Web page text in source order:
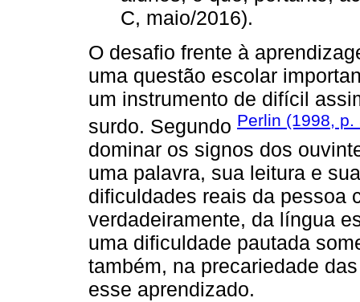
C, maio/2016).
O desafio frente à
uma questão escolar
um instrumento de difícil
surdo. Segundo Perlin (1998, p.
dominar os signos dos
uma palavra, sua leitura e
dificuldades reais da pessoa
verdadeiramente, da língua
uma dificuldade pautada
também, na precariedade
esse aprendizado.